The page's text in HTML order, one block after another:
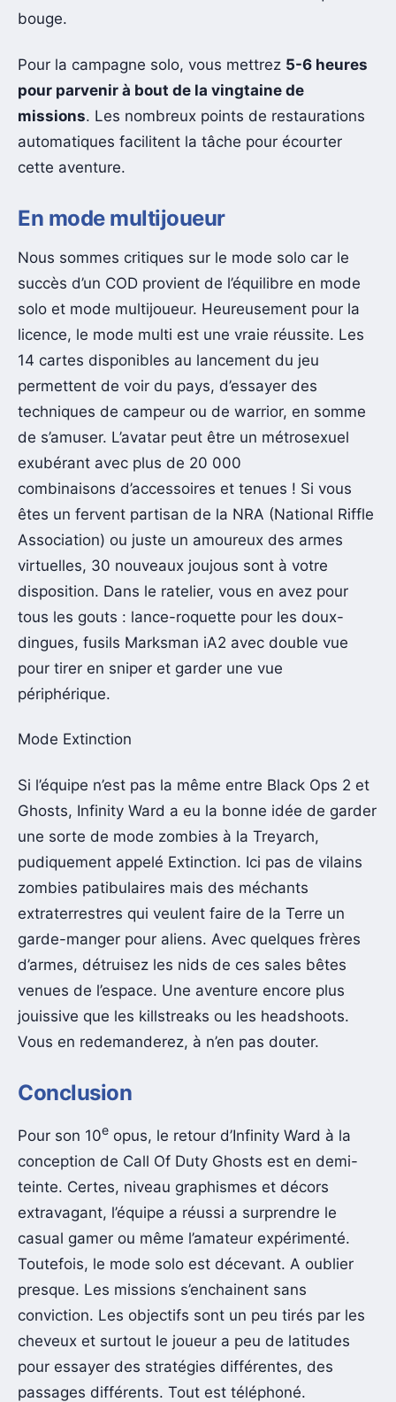
bouge.
Pour la campagne solo, vous mettrez 5-6 heures
pour parvenir à bout de la vingtaine de
missions. Les nombreux points de restaurations
automatiques facilitent la tâche pour écourter
cette aventure.
En mode multijoueur
Nous sommes critiques sur le mode solo car le
succès d’un COD provient de l’équilibre en mode
solo et mode multijoueur. Heureusement pour la
licence, le mode multi est une vraie réussite. Les
14 cartes disponibles au lancement du jeu
permettent de voir du pays, d’essayer des
techniques de campeur ou de warrior, en somme
de s’amuser. L’avatar peut être un métrosexuel
exubérant avec plus de 20 000
combinaisons d’accessoires et tenues ! Si vous
êtes un fervent partisan de la NRA (National Riffle
Association) ou juste un amoureux des armes
virtuelles, 30 nouveaux joujous sont à votre
disposition. Dans le ratelier, vous en avez pour
tous les gouts : lance-roquette pour les doux-
dingues, fusils Marksman iA2 avec double vue
pour tirer en sniper et garder une vue
périphérique.
Mode Extinction
Si l’équipe n’est pas la même entre Black Ops 2 et
Ghosts, Infinity Ward a eu la bonne idée de garder
une sorte de mode zombies à la Treyarch,
pudiquement appelé Extinction. Ici pas de vilains
zombies patibulaires mais des méchants
extraterrestres qui veulent faire de la Terre un
garde-manger pour aliens. Avec quelques frères
d’armes, détruisez les nids de ces sales bêtes
venues de l’espace. Une aventure encore plus
jouissive que les killstreaks ou les headshoots.
Vous en redemanderez, à n’en pas douter.
Conclusion
Pour son 10e opus, le retour d’Infinity Ward à la
conception de Call Of Duty Ghosts est en demi-
teinte. Certes, niveau graphismes et décors
extravagant, l’équipe a réussi a surprendre le
casual gamer ou même l’amateur expérimenté.
Toutefois, le mode solo est décevant. A oublier
presque. Les missions s’enchainent sans
conviction. Les objectifs sont un peu tirés par les
cheveux et surtout le joueur a peu de latitudes
pour essayer des stratégies différentes, des
passages différents. Tout est téléphoné.